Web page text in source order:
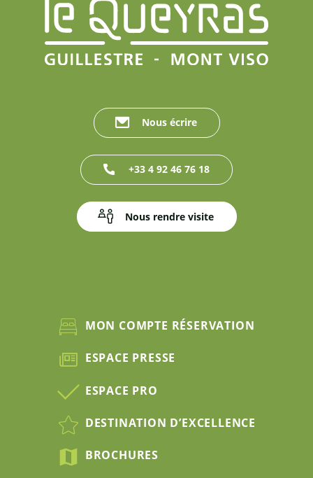
Nous écrire
+33 4 92 46 76 18
Nous rendre visite
MON COMPTE RÉSERVATION
ESPACE PRESSE
ESPACE PRO
DESTINATION D’EXCELLENCE
BROCHURES